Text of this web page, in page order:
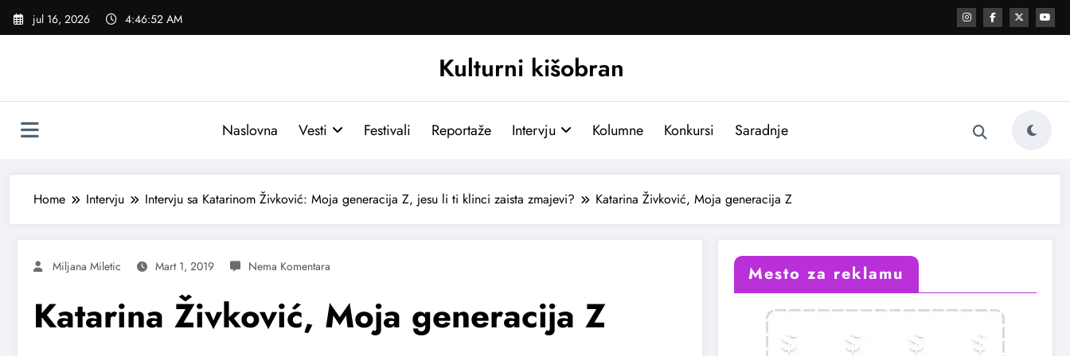
Skoči
jul 16, 2026 4:46:53 AM
Kulturni kišobran
Naslovna Vesti Festivali Reportaže Intervju Kolumne Konkursi Saradnje
Home Intervju Intervju sa Katarinom Živković: Moja generacija Z, jesu li ti klinci zaista zmajevi? Katarina Živković, Moja generacija Z
Miljana Miletic Mart 1, 2019
Katarina Živković, Moja generacija Z
Mesto za reklamu